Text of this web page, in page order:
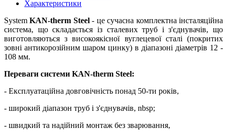
Характеристики
SystemKAN-therm Steel- це сучасна комплектна інсталяційна
система, що складається із сталевих труб і з'єднувачів, що
виготовляються з високоякісної вуглецевої сталі (покритих
зовні антикорозійним шаром цинку) в діапазоні діаметрів 12 -
108 мм.
Переваги системи KAN-therm Steel:
- Експлуатаційна довговічність понад 50-ти років,
- широкий діапазон труб і з'єднувачів, nbsp;
- швидкий та надійний монтаж без зварювання,